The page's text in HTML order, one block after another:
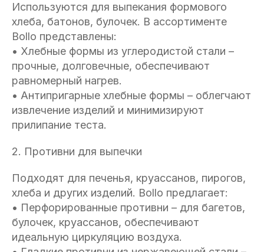
Используются для выпекания формового
хлеба, батонов, булочек. В ассортименте
Bollo представлены:
• Хлебные формы из углеродистой стали –
прочные, долговечные, обеспечивают
равномерный нагрев.
• Антипригарные хлебные формы – облегчают
извлечение изделий и минимизируют
прилипание теста.
2. Противни для выпечки
Подходят для печенья, круассанов, пирогов,
хлеба и других изделий. Bollo предлагает:
• Перфорированные противни – для багетов,
булочек, круассанов, обеспечивают
идеальную циркуляцию воздуха.